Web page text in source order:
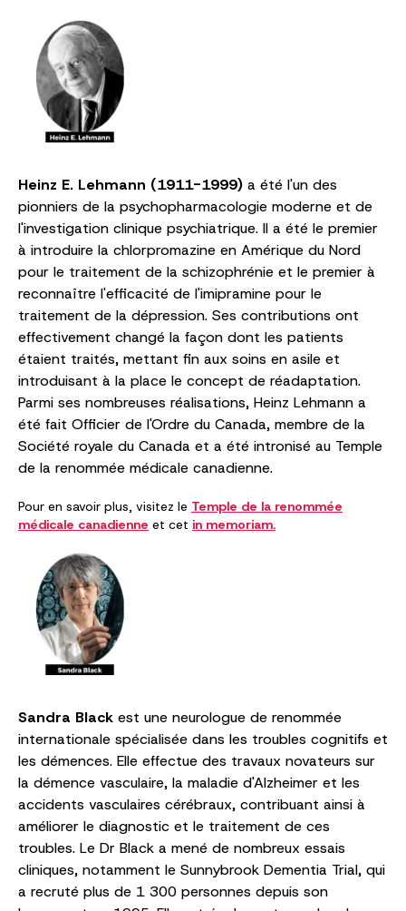
Heinz E. Lehmann (1911-1999) a été l'un des
pionniers de la psychopharmacologie moderne et de
l'investigation clinique psychiatrique. Il a été le premier
à introduire la chlorpromazine en Amérique du Nord
pour le traitement de la schizophrénie et le premier à
reconnaître l'efficacité de l'imipramine pour le
traitement de la dépression. Ses contributions ont
effectivement changé la façon dont les patients
étaient traités, mettant fin aux soins en asile et
introduisant à la place le concept de réadaptation.
Parmi ses nombreuses réalisations, Heinz Lehmann a
été fait Officier de l'Ordre du Canada, membre de la
Société royale du Canada et a été intronisé au Temple
de la renommée médicale canadienne.
Pour en savoir plus, visitez le Temple de la renommée
médicale canadienne et cet in memoriam.
Sandra Black est une neurologue de renommée
internationale spécialisée dans les troubles cognitifs et
les démences. Elle effectue des travaux novateurs sur
la démence vasculaire, la maladie d'Alzheimer et les
accidents vasculaires cérébraux, contribuant ainsi à
améliorer le diagnostic et le traitement de ces
troubles. Le Dr Black a mené de nombreux essais
cliniques, notamment le Sunnybrook Dementia Trial, qui
a recruté plus de 1 300 personnes depuis son